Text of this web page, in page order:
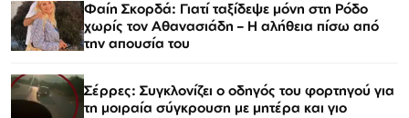
Φαίη Σκορδά: Γιατί ταξίδεψε μόνη στη Ρόδο
χωρίς τον Αθανασιάδη – Η αλήθεια πίσω από
την απουσία του
Σέρρες: Συγκλονίζει ο οδηγός του φορτηγού για
τη μοιραία σύγκρουση με μητέρα και γιο